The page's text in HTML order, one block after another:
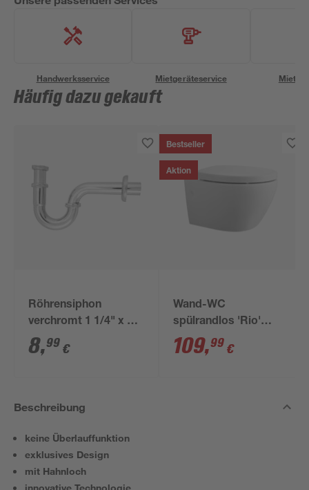
Handwerksservice Mietgeräteservice
Häufig dazu gekauft
Röhrensiphon
verchromt 1 1/4" x 32
mm
8,99 €
Bestseller
Aktion
Wand-WC
spülrandlos 'Rio'
inklusive WC-Sitz
weiß
109,99 €
Beschreibung
keine Überlauffunktion
exklusives Design
mit Hahnloch
innovative Technologie